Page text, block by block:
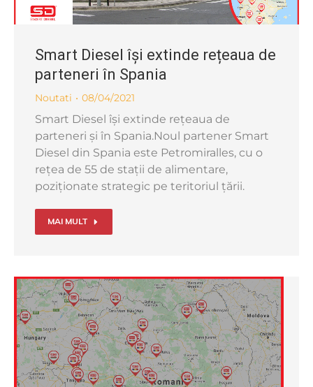
Smart Diesel își extinde rețeaua de
parteneri în Spania
Noutati 08/04/2021
Smart Diesel își extinde rețeaua de
parteneri și în Spania.Noul partener Smart
Diesel din Spania este Petromiralles, cu o
rețea de 55 de stații de alimentare,
poziționate strategic pe teritoriul țării.
MAI MULT